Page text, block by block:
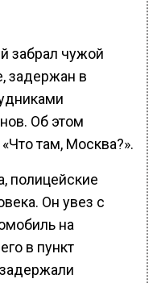
забрал чужой
задержан в
Об этом
там, Москва?».
полицейские
Он увез с
на
в пункт